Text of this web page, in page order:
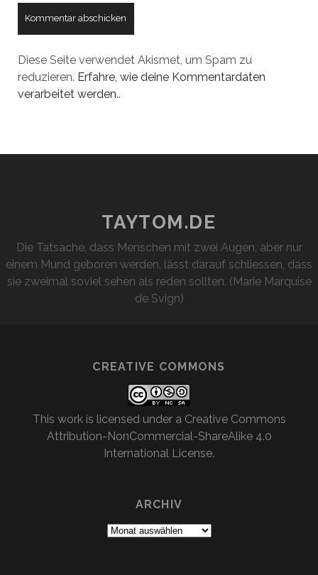
Diese Seite verwendet Akismet, um Spam zu
reduzieren. Erfahre, wie deine Kommentardaten
verarbeitet werden..
TAYTOM.DE
Die Tatsache, dass Menschen mit zwei Augen, aber nur
einem Mund geboren werden, lässt darauf schliessen, dass
sie zweimal soviel sehen als reden sollten. (Marie Marquise
de Svign)
CREATIVE COMMONS
This work is licensed under a Creative Commons
Attribution-NonCommercial-ShareAlike 4.0
International License.
ARCHIV
Archiv